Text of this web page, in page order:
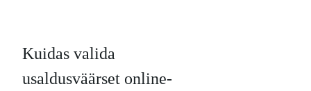
Kuidas valida
usaldusväärset online-